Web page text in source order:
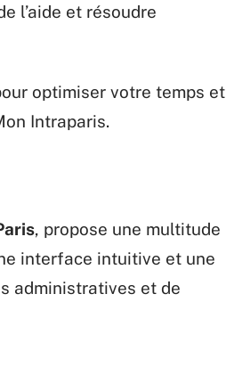
l’aide et résoudre
optimiser votre temps et
Intraparis.
, propose une multitude
interface intuitive et une
administratives et de